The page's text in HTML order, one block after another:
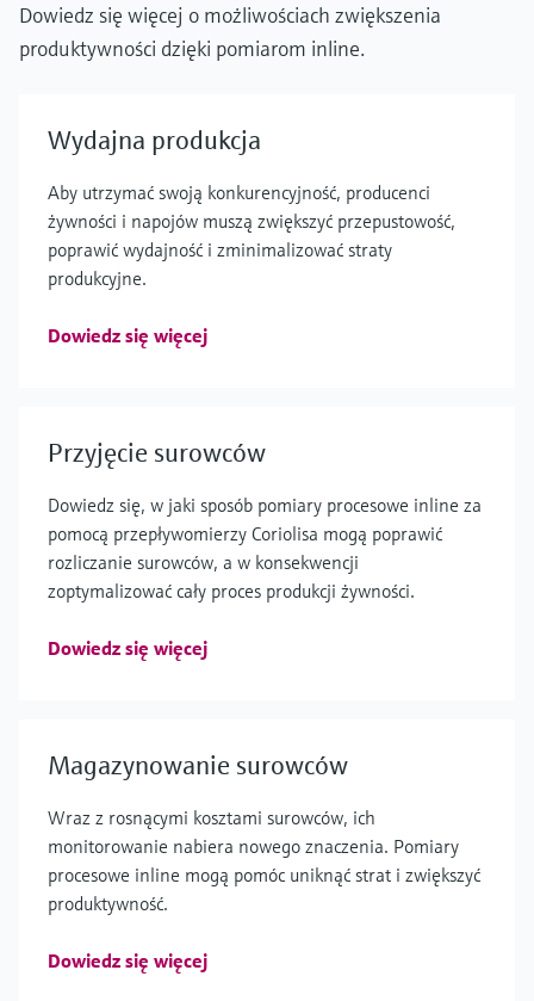
Dowiedz się więcej o możliwościach zwiększenia
produktywności dzięki pomiarom inline.
Wydajna produkcja
Aby utrzymać swoją konkurencyjność, producenci
żywności i napojów muszą zwiększyć przepustowość,
poprawić wydajność i zminimalizować straty
produkcyjne.
Dowiedz się więcej
Przyjęcie surowców
Dowiedz się, w jaki sposób pomiary procesowe inline za
pomocą przepływomierzy Coriolisa mogą poprawić
rozliczanie surowców, a w konsekwencji
zoptymalizować cały proces produkcji żywności.
Dowiedz się więcej
Magazynowanie surowców
Wraz z rosnącymi kosztami surowców, ich
monitorowanie nabiera nowego znaczenia. Pomiary
procesowe inline mogą pomóc uniknąć strat i zwiększyć
produktywność.
Dowiedz się więcej